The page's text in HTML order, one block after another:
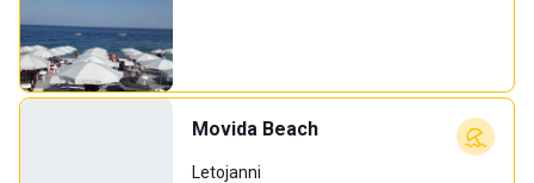
Movida Beach
Letojanni